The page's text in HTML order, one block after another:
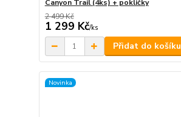
Canyon Trail (4ks) + pokličky
2 499 Kč
1 299 Kč/ks
Přidat do košíku
Novinka